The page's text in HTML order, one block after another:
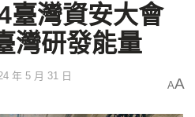
臺灣資安大會
灣研發能量
年 5 月 31 日
AA